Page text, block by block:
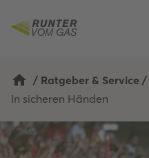
/ Ratgeber & Service /
In sicheren Händen